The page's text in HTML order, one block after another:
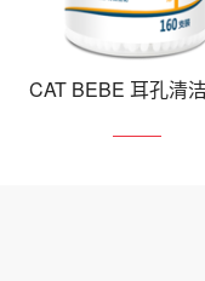
CAT BEBE 耳孔清